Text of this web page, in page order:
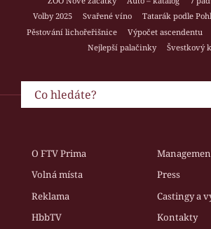
Volby 2025
Svařené víno Tatarák podle
Pěstování lichořeřišnice
Výpočet ascendentu
Nejlepší palačinky
Švestkový
O FTV Prima
Volná místa
Press
Reklama
Castingy a
HbbTV
Kontakty